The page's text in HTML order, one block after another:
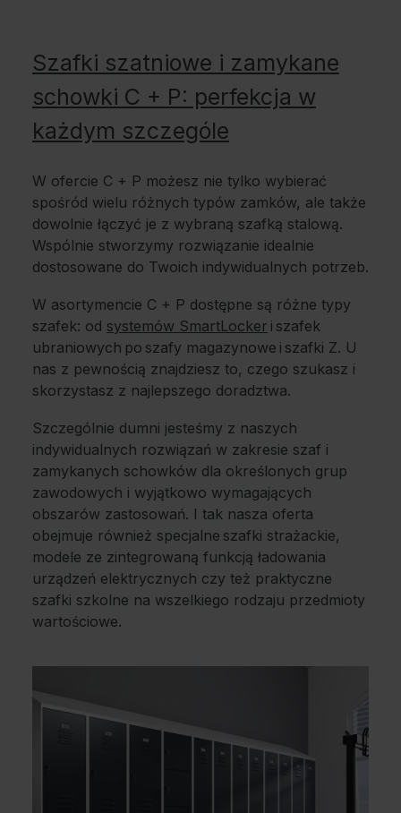
Szafki szatniowe i zamykane
schowki C + P: perfekcja w
każdym szczególe
W ofercie C + P możesz nie tylko wybierać
spośród wielu różnych typów zamków, ale także
dowolnie łączyć je z wybraną szafką stalową.
Wspólnie stworzymy rozwiązanie idealnie
dostosowane do Twoich indywidualnych potrzeb.
W asortymencie C + P dostępne są różne typy
szafek: od systemów SmartLocker i szafek
ubraniowych po szafy magazynowe i szafki Z. U
nas z pewnością znajdziesz to, czego szukasz i
skorzystasz z najlepszego doradztwa.
Szczególnie dumni jesteśmy z naszych
indywidualnych rozwiązań w zakresie szaf i
zamykanych schowków dla określonych grup
zawodowych i wyjątkowo wymagających
obszarów zastosowań. I tak nasza oferta
obejmuje również specjalne szafki strażackie,
modele ze zintegrowaną funkcją ładowania
urządzeń elektrycznych czy też praktyczne
szafki szkolne na wszelkiego rodzaju przedmioty
wartościowe.